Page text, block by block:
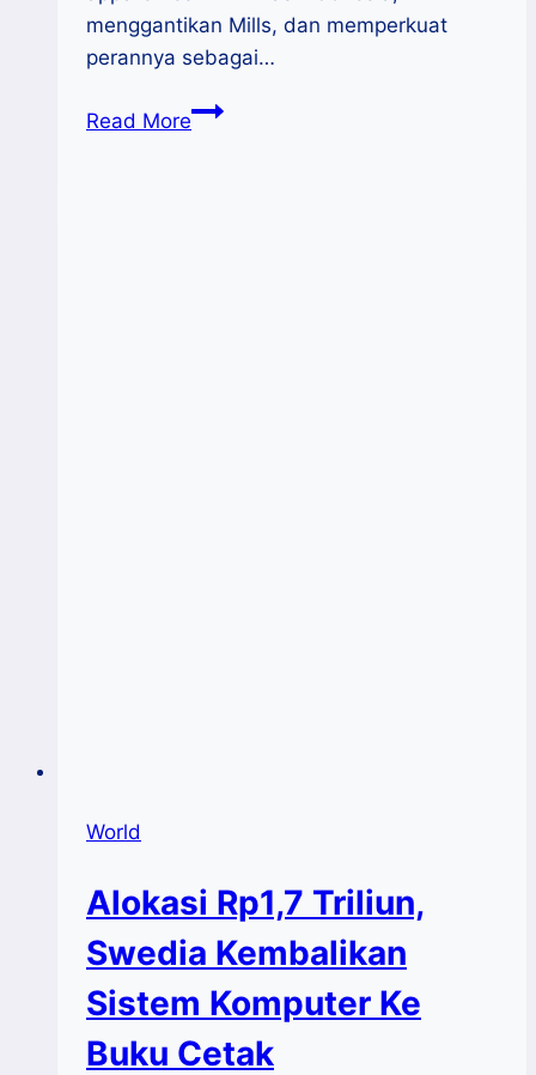
menggantikan Mills, dan memperkuat
perannya sebagai…
Read MoreJersey
World
Alokasi Rp1,7 Triliun,
Swedia Kembalikan
Sistem Komputer Ke
Buku Cetak